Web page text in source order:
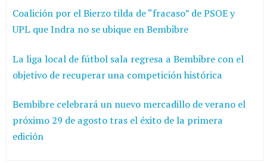
Coalición por el Bierzo tilda de “fracaso” de PSOE y
UPL que Indra no se ubique en Bembibre
La liga local de fútbol sala regresa a Bembibre con el
objetivo de recuperar una competición histórica
Bembibre celebrará un nuevo mercadillo de verano el
próximo 29 de agosto tras el éxito de la primera
edición